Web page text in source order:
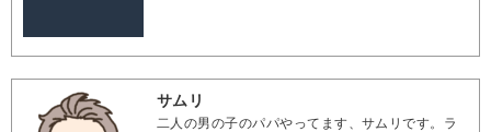
サムリ
二人の男の子のパパやってます、サムリです。ラ